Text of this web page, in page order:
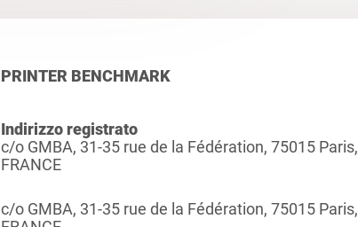
PRINTER BENCHMARK
Indirizzo registrato
c/o GMBA, 31-35 rue de la Fédération, 75015 Paris,
FRANCE
c/o GMBA, 31-35 rue de la Fédération, 75015 Paris,